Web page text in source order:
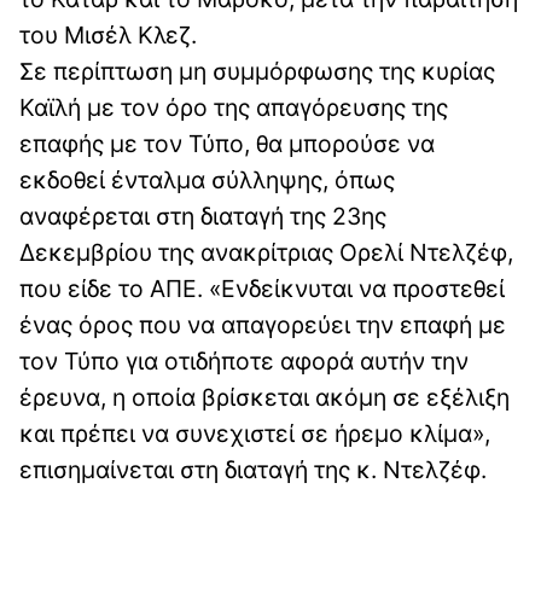
του Μισέλ Κλεζ.
Σε περίπτωση μη συμμόρφωσης της κυρίας
Καϊλή με τον όρο της απαγόρευσης της
επαφής με τον Τύπο, θα μπορούσε να
εκδοθεί ένταλμα σύλληψης, όπως
αναφέρεται στη διαταγή της 23ης
Δεκεμβρίου της ανακρίτριας Ορελί Ντελζέφ,
που είδε το ΑΠΕ. «Ενδείκνυται να προστεθεί
ένας όρος που να απαγορεύει την επαφή με
τον Τύπο για οτιδήποτε αφορά αυτήν την
έρευνα, η οποία βρίσκεται ακόμη σε εξέλιξη
και πρέπει να συνεχιστεί σε ήρεμο κλίμα»,
επισημαίνεται στη διαταγή της κ. Ντελζέφ.